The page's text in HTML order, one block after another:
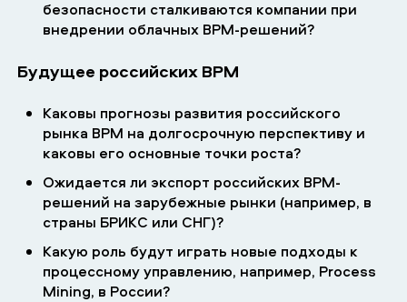
безопасности сталкиваются компании при
внедрении облачных BPM-решений?
Будущее российских BPM
Каковы прогнозы развития российского
рынка BPM на долгосрочную перспективу и
каковы его основные точки роста?
Ожидается ли экспорт российских BPM-
решений на зарубежные рынки (например, в
страны БРИКС или СНГ)?
Какую роль будут играть новые подходы к
процессному управлению, например, Process
Mining, в России?